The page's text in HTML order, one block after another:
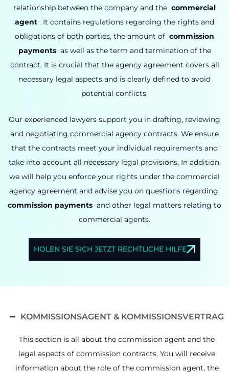
relationship between the company and the commercial
agent . It contains regulations regarding the rights and
obligations of both parties, the amount of commission
paymentsas well as the term and termination of the
contract. It is crucial that the agency agreement covers all
necessary legal aspects and is clearly defined to avoid
potential conflicts.
Our experienced lawyers support you in drafting, reviewing
and negotiating commercial agency contracts. We ensure
that the contracts meet your individual requirements and
take into account all necessary legal provisions. In addition,
we will help you enforce your rights under the commercial
agency agreement and advise you on questions regarding
commission payments and other legal matters relating to
commercial agents.
HOLEN SIE SICH JETZT RECHTLICHE HILFE
KOMMISSIONSAGENT & KOMMISSIONSVERTRAG
This section is all about the commission agent and the
legal aspects of commission contracts. You will receive
information about the role of the commission agent, the